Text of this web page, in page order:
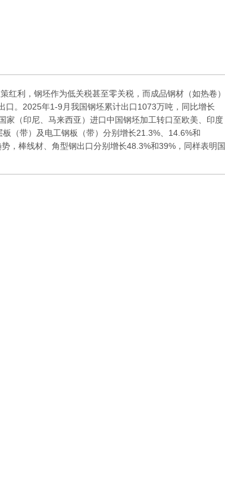
利，钢坯作为低关税甚至零关税，而成品钢材（如热卷）
口。2025年1-9月我国钢坯累计出口1073万吨，同比增长
家（印尼、马来西亚）进口中国钢坯加工转口至欧美、印度
（带）及电工钢板（带）分别增长21.3%、14.6%和
，棒线材、角型钢出口分别增长48.3%和39%，同样表明国